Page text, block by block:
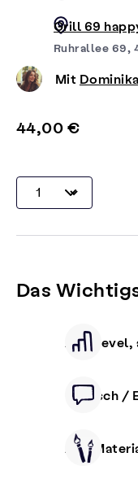
Grill 69
Ruhrallee 69,
Mit
44,00 €
Das
Alle
Deutsch /
Alle